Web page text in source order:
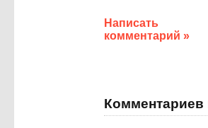
Написать
комментарий »
Комментариев